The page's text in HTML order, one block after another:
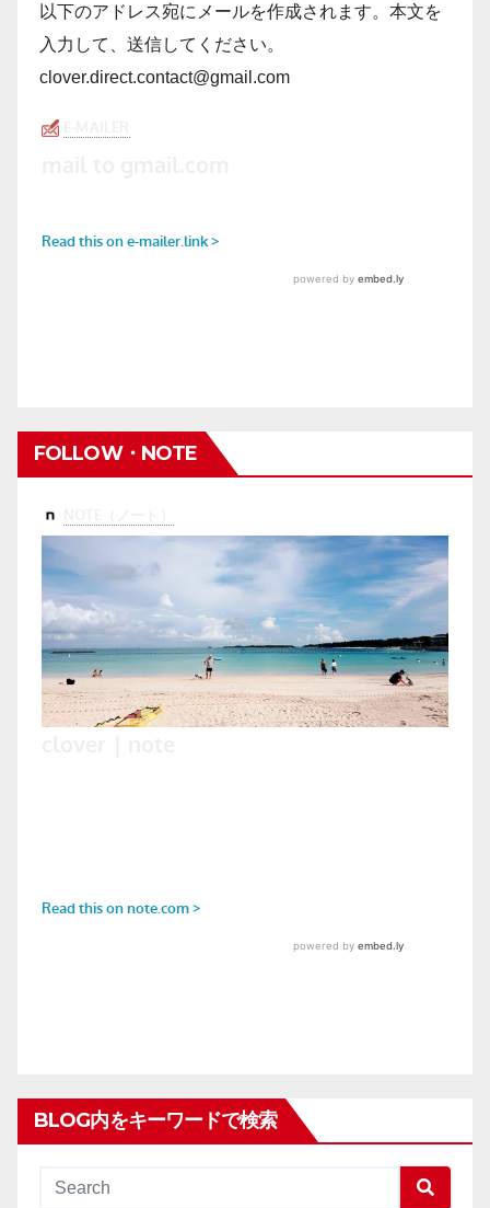
以下のアドレス宛にメールを作成されます。本文を
入力して、送信してください。
clover.direct.contact@gmail.com
FOLLOW・NOTE
BLOG内をキーワードで検索